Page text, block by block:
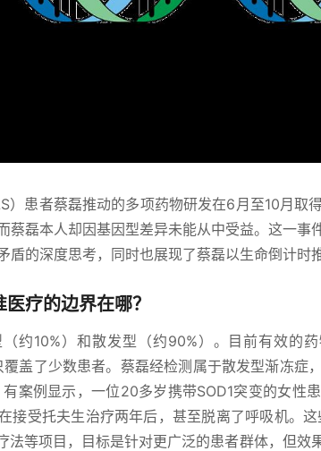
）患者蔡磊推动的多项药物研发在6月至10月取
蔡磊本人却因基因型差异未能从中受益。这一事
盾的深度思考，同时也展现了蔡磊以生命倒计时
疗的边界在哪？
约10%）和散发型（约90%）。目前有效的
盖了少数患者。蔡磊经检测属于散发型渐冻症
案例显示，一位20多岁携带SOD1突变的女性
接受托夫生治疗两年后，甚至脱离了呼吸机。
法等项目，目标是针对更广泛的患者群体，但效